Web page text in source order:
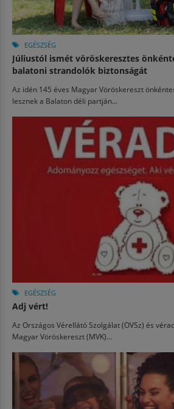
EGÉSZSÉG
Júliustól ismét vöröskeresztes
balatoni strandolók biztonságát
Az idén 145 éves Magyar Vöröskereszt
lesznek a Balaton déli partján...
EGÉSZSÉG
Adj vért!
Az Országos Vérellátó Szolgálat (OVSz) és
Magyar Vöröskereszt (MVK)...